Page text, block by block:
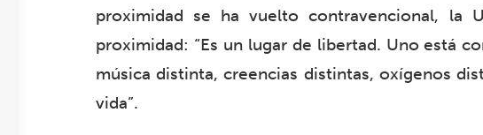
proximidad se ha vuelto contravencional, la
proximidad: “Es un lugar de libertad. Uno está
música distinta, creencias distintas, oxígenos
vida”.